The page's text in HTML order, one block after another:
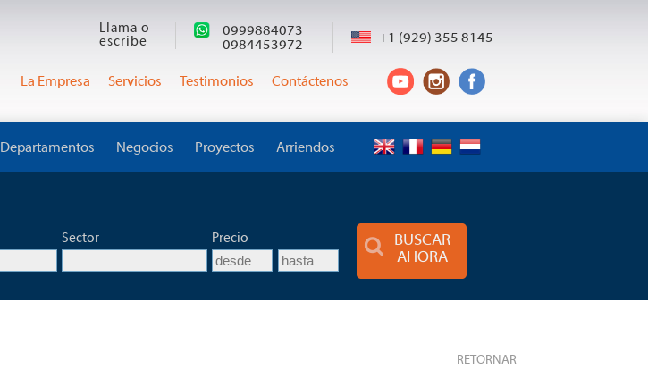
Llama o
escribe
0999884073
0984453972
+1 (929) 355 8145
La Empresa Servicios Testimonios Contáctenos
Departamentos Negocios Proyectos Arriendos
Sector Precio
BUSCAR
AHORA
RETORNAR